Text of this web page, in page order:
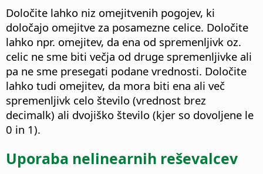
Določite lahko niz omejitvenih pogojev, ki
določajo omejitve za posamezne celice. Določite
lahko npr. omejitev, da ena od spremenljivk oz.
celic ne sme biti večja od druge spremenljivke ali
pa ne sme presegati podane vrednosti. Določite
lahko tudi omejitev, da mora biti ena ali več
spremenljivk celo število (vrednost brez
decimalk) ali dvojiško število (kjer so dovoljene le
0 in 1).
Uporaba nelinearnih reševalcev